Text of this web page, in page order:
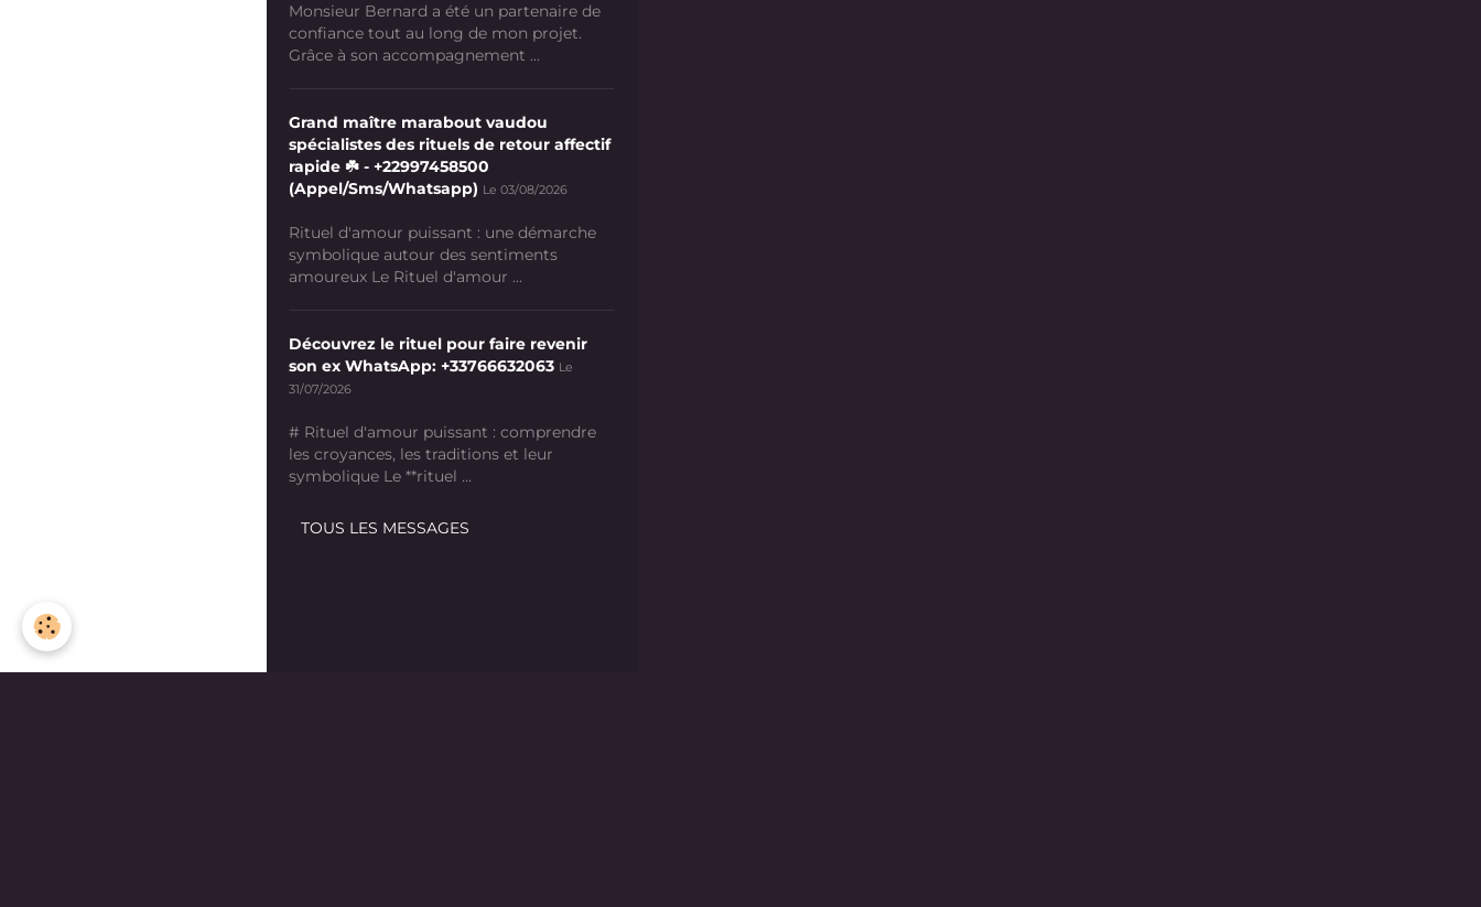
Monsieur Bernard a été un partenaire de
confiance tout au long de mon projet.
Grâce à son accompagnement ...
Grand maître marabout vaudou
spécialistes des rituels de retour affectif
rapide ☘️ - +22997458500
(Appel/Sms/Whatsapp) Le 03/08/2026
Rituel d'amour puissant : une démarche
symbolique autour des sentiments
amoureux Le Rituel d'amour ...
Découvrez le rituel pour faire revenir
son ex WhatsApp: +33766632063 Le
31/07/2026
# Rituel d'amour puissant : comprendre
les croyances, les traditions et leur
symbolique Le **rituel ...
TOUS LES MESSAGES